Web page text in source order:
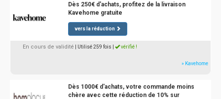
Dès 250€ d'achats, profitez de la livraison
Kavehome gratuite
vers la réduction
En cours de validité | Utilisé 259 fois vérifié !
» Kavehome
Dès 1000€ d'achats, votre commande moins
chère avec cette réduction de 10% sur